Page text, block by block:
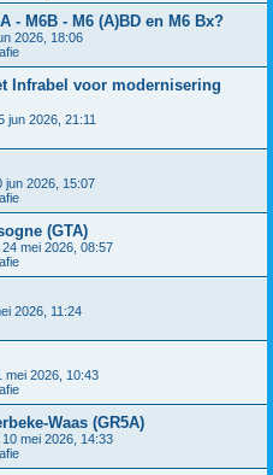
- M6B - M6 (A)BD en M6 Bx?
2026, 18:06
Infrabel voor modernisering
jun 2026, 21:11
jun 2026, 15:07
(GTA)
24 mei 2026, 08:57
2026, 11:24
mei 2026, 10:43
Waas (GR5A)
10 mei 2026, 14:33